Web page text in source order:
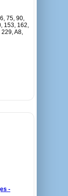
75, 90,
153, 162,
A8,
-